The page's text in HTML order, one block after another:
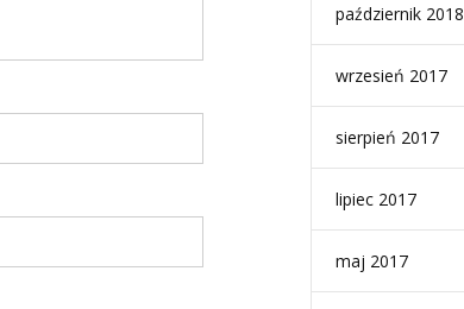
październik 2018
wrzesień 2017
sierpień 2017
lipiec 2017
maj 2017